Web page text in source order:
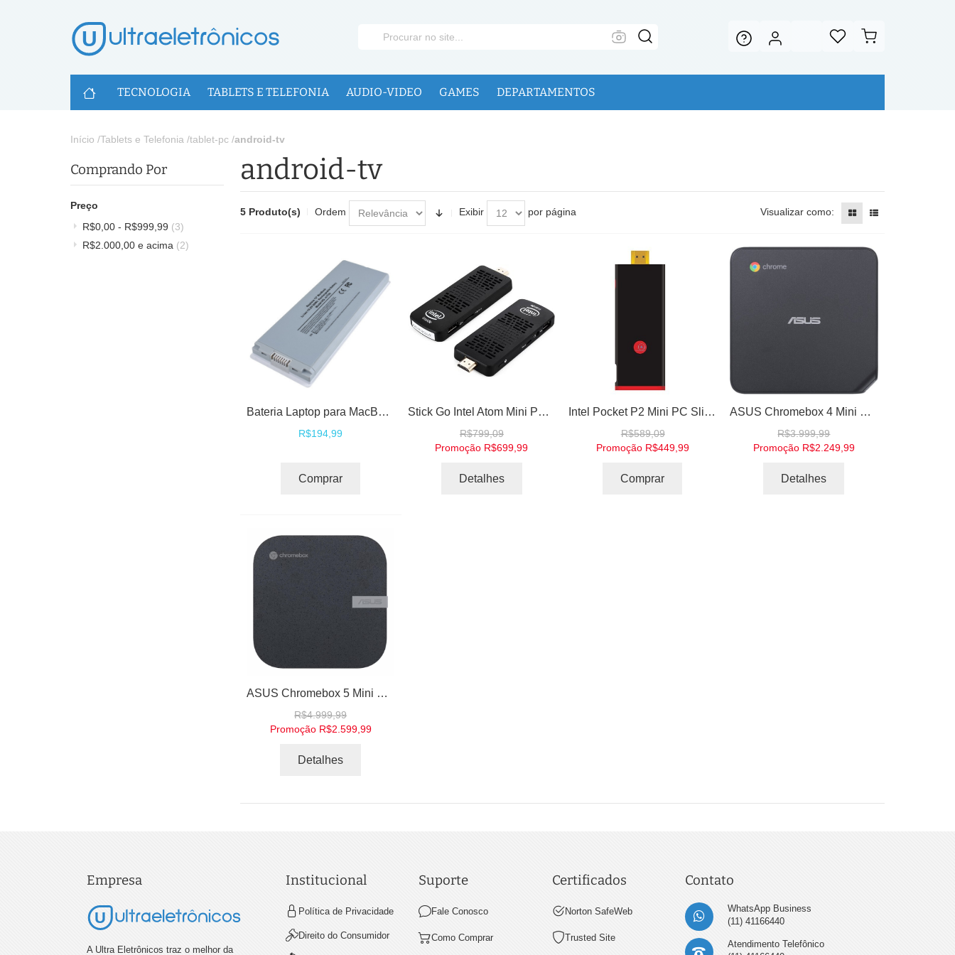
U
TECNOLOGIA TABLETS E TELEFONIA AUDIO-VIDEO GAMES DEPARTAMENTOS
Início /Tablets e Telefonia /tablet-pc /android-tv
android-tv
5 Produto(s) Ordem Exibir por página Visualizar como:
Bateria Laptop para MacBook 13" A1185 MA561 MA561FE / A MA561G / A MA561J / A
R$194,99
Comprar
Stick Go Intel Atom Mini PC Windows 10 Computer Media Center PC
R$799,09
Promoção R$699,99
Detalhes
Intel Pocket P2 Mini PC Slim Windows 10 Computer XBMC MediaCenter TV Stick
R$589,09
Promoção R$449,99
Comprar
ASUS Chromebox 4 Mini PC Minicomputador Desktop Intel Celeron 4GB RAM 32GB eMMC Dual HDMI Wi-Fi 6 USB 3.2 Leitor MicroSD
R$3.999,99
Promoção R$2.249,99
Detalhes
ASUS Chromebox 5 Mini PC Minicomputador Desktop Intel Celeron Core i3 Core i5 Core i7 4 GB 8GB 16GB RAM 128 - 256 SSD Chrome OS
R$4.999,99
Promoção R$2.599,99
Detalhes
Comprando Por
Preço
R$0,00 - R$999,99 (3)
R$2.000,00 e acima (2)
Empresa
A Ultra Eletrônicos traz o melhor da
Institucional
Política de Privacidade
Direito do Consumidor
Suporte
Fale Conosco
Como Comprar
Certificados
Norton SafeWeb
Trusted Site
Contato
WhatsApp Business
(11) 41166440
Atendimento Telefônico